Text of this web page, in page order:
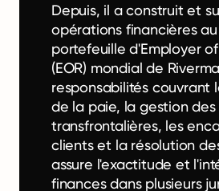
Depuis, il a construit et
opérations financières
portefeuille d'Employer
(EOR) mondial de
responsabilités couvrant
de la paie, la gestion
transfrontalières, les
clients et la résolution
assure l'exactitude et
finances dans plusieurs